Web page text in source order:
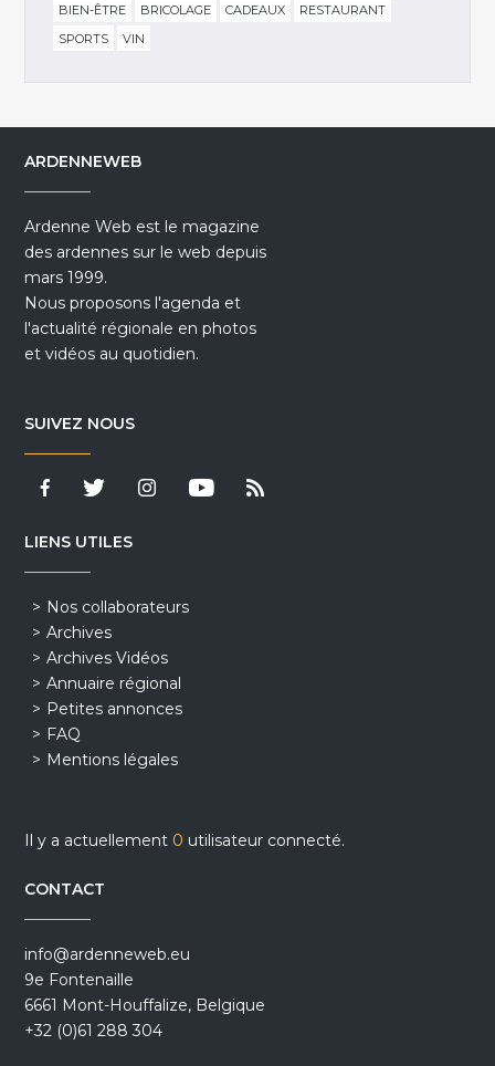
BIEN-ÊTRE
BRICOLAGE CADEAUX
RESTAURANT
SPORTS
VIN
ARDENNEWEB
Ardenne Web est le magazine
des ardennes sur le web depuis
mars 1999.
Nous proposons l'agenda et
l'actualité régionale en photos
et vidéos au quotidien.
SUIVEZ NOUS
LIENS UTILES
Nos collaborateurs
Archives
Archives Vidéos
Annuaire régional
Petites annonces
FAQ
Mentions légales
Il y a actuellement 0 utilisateur connecté.
CONTACT
info@ardenneweb.eu
9e Fontenaille
6661 Mont-Houffalize, Belgique
+32 (0)61 288 304